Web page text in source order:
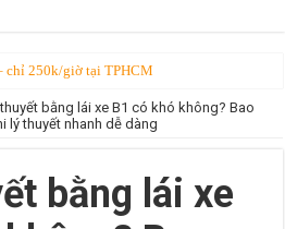
chỉ 250k/giờ tại TPHCM
bằng lái xe B1 có khó không? Bao
lý thuyết nhanh dễ dàng
bằng lái xe